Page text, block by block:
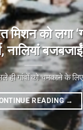
को लगा
नालियां
गांवों को चमकाने के लिए
READING→